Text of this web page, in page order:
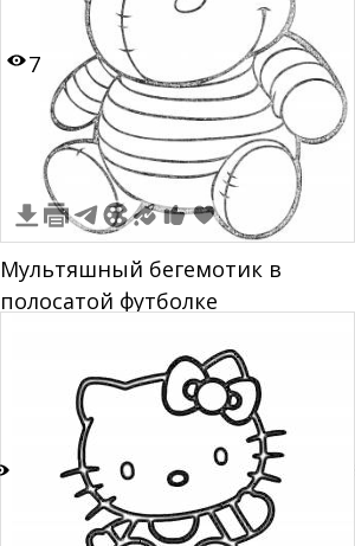
7
Мультяшный бегемотик в
полосатой футболке